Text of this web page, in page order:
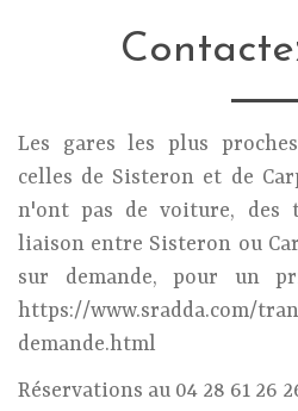
Les gares les plus
celles de Sisteron et de
n'ont pas de voiture, des
liaison entre Sisteron ou
sur demande, pour un
https://www.sradda.com/
demande.html
Réservations au 04 28 61 26